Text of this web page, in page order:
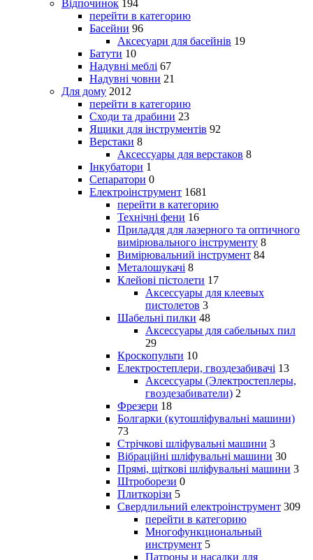
Відпочинок 194
перейти в категорию
Басейни 96
Аксесуари для басейнів 19
Батути 10
Надувні меблі 67
Надувні човни 21
Для дому 2012
перейти в категорию
Сходи та драбини 23
Ящики для інструментів 92
Верстаки 8
Аксессуары для верстаков 8
Інкубатори 1
Сепаратори 0
Електроінструмент 1681
перейти в категорию
Технічні фени 16
Приладдя для лазерного та оптичного
вимірювального інструменту 8
Вимірювальний інструмент 84
Металошукачі 8
Клейові пістолети 17
Аксессуары для клеевых
пистолетов 3
Шабельні пилки 48
Аксессуары для сабельных пил
29
Кроскопульти 10
Електростеплери, гвоздезабивачі 13
Аксессуары (Электростеплеры,
гвоздезабиватели) 2
Фрезери 18
Болгарки (кутошліфувальні машини)
73
Стрічкові шліфувальні машини 3
Вібраційні шліфувальні машини 30
Прямі, щіткові шліфувальні машини 3
Штроборези 0
Плиткорізи 5
Свердлильний електроінструмент 309
перейти в категорию
Многофункциональный
инструмент 5
Патроны и насадки для